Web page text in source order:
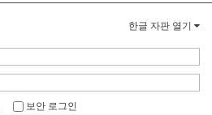
한글 자판 열기
보안 로그인